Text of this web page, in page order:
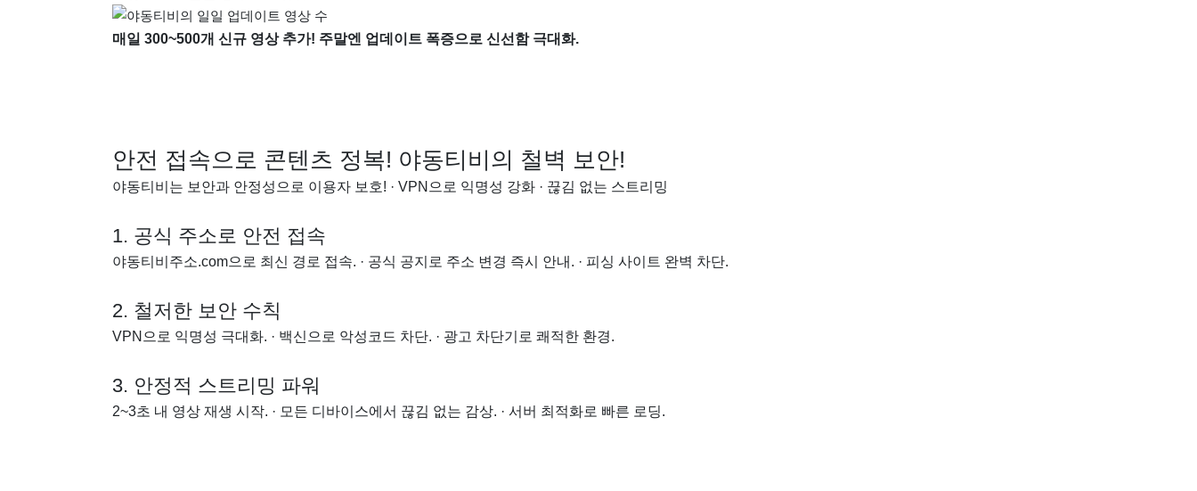
매일 300~500개 신규 영상 추가! 주말엔 업데이트 폭증으로 신선함 극대화.
안전 접속으로 콘텐츠 정복! 야동티비의 철벽 보안!
야동티비는 보안과 안정성으로 이용자 보호! · VPN으로 익명성 강화 · 끊김 없는 스트리밍
1. 공식 주소로 안전 접속
야동티비주소.com으로 최신 경로 접속. · 공식 공지로 주소 변경 즉시 안내. · 피싱 사이트 완벽 차단.
2. 철저한 보안 수칙
VPN으로 익명성 극대화. · 백신으로 악성코드 차단. · 광고 차단기로 쾌적한 환경.
3. 안정적 스트리밍 파워
2~3초 내 영상 재생 시작. · 모든 디바이스에서 끊김 없는 감상. · 서버 최적화로 빠른 로딩.